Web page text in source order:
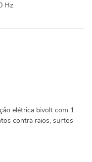
Hz
elétrica bivolt com 1
contra raios, surtos